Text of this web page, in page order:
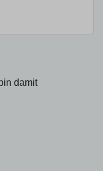
damit